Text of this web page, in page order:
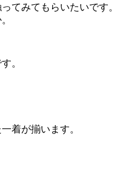
てみてもらいたいです。
。
着が揃います。